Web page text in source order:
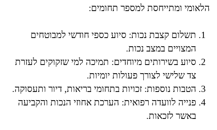
הלאומי ומתייחסת למספר תחומים:
תשלום קצבת נכות: סיוע כספי חודשי למבוטחים
המצויים במצב נכות.
סיוע בשירותים מיוחדים: תמיכה למי שזקוקים לעזרת
צד שלישי לצורך פעולות יומיות.
הטבות נוספות: זכויות בתחומי בריאות, דיור ותעסוקה.
פנייה לוועדה רפואית: הערכת אחוזי הנכות והקביעה
באשר לזכאות.